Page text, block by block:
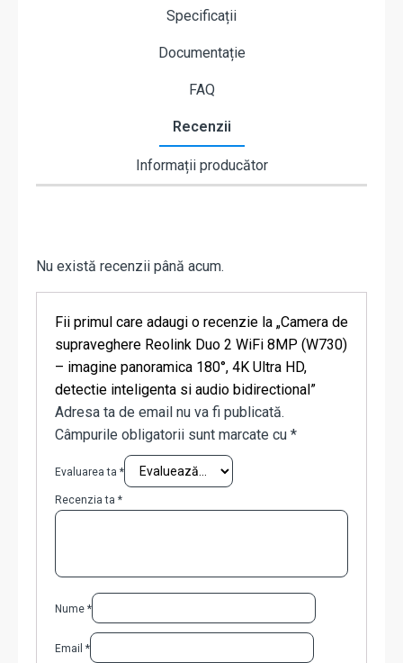
Specificații
Documentație
FAQ
Recenzii
Informații producător
Nu există recenzii până acum.
Fii primul care adaugi o recenzie la „Camera de
supraveghere Reolink Duo 2 WiFi 8MP (W730)
– imagine panoramica 180°, 4K Ultra HD,
detectie inteligenta si audio bidirectional”
Adresa ta de email nu va fi publicată.
Câmpurile obligatorii sunt marcate cu *
Evaluarea ta *
Recenzia ta *
Nume *
Email *